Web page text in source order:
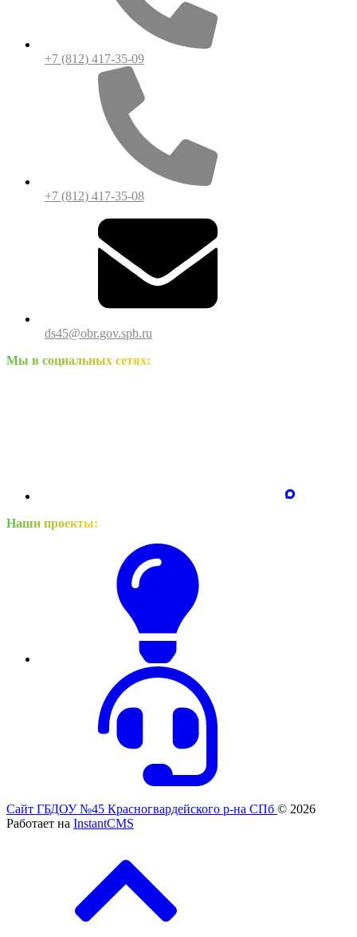
+7 (812) 417-35-09
+7 (812) 417-35-08
ds45@obr.gov.spb.ru
Мы в социальных сетях:
Наши проекты:
Сайт ГБДОУ №45 Красногвардейского р-на СПб © 2026
Работает на InstantCMS